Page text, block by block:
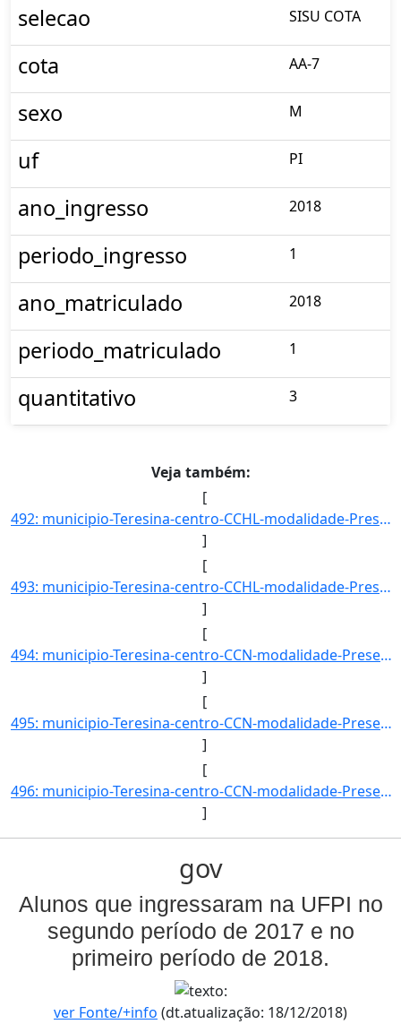
selecao
SISU COTA
cota AA-7
sexo M
uf PI
ano_ingresso 2018
periodo_ingresso 1
ano_matriculado 2018
periodo_matriculado 1
quantitativo 3
Veja também:
[
492: municipio-Teresina-centro-CCHL-modalidade-Presencial-convenio--selecao-SISU-cota-AC-sexo-F-uf-PI-ano]
]
[
493: municipio-Teresina-centro-CCHL-modalidade-Presencial-convenio--selecao-SISU-cota-AC-sexo-M-uf-PI-ano]
]
[
494: municipio-Teresina-centro-CCN-modalidade-Presencial-convenio--selecao-SISU_COTA-cota-AA-1-sexo-F-uf-]
]
[
495: municipio-Teresina-centro-CCN-modalidade-Presencial-convenio--selecao-SISU_COTA-cota-AA-1-sexo-M-uf-]
]
[
496: municipio-Teresina-centro-CCN-modalidade-Presencial-convenio--selecao-SISU_COTA-cota-AA-2-sexo-F-uf-]
]
gov
Alunos que ingressaram na UFPI no
segundo período de 2017 e no
primeiro período de 2018.
ver Fonte/+info (dt.atualização: 18/12/2018)